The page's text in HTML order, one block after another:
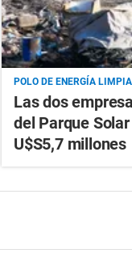
POLO DE ENERGÍA LIMPIA
Las dos
del Parque
U$S5,7 millones